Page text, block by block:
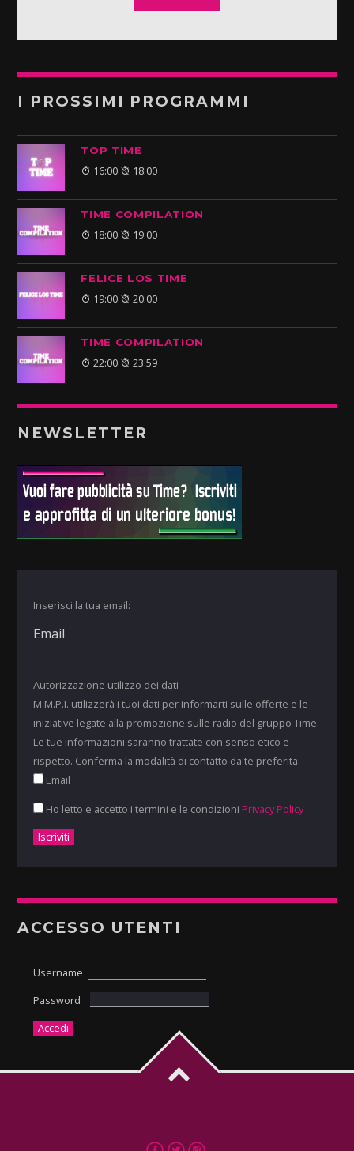
I PROSSIMI PROGRAMMI
TOP TIME
16:00 18:00
TIME COMPILATION
18:00 19:00
FELICE LOS TIME
19:00 20:00
TIME COMPILATION
22:00 23:59
NEWSLETTER
Inserisci la tua email:
Autorizzazione utilizzo dei dati
M.M.P.I. utilizzerà i tuoi dati per informarti sulle offerte e le
iniziative legate alla promozione sulle radio del gruppo Time.
Le tue informazioni saranno trattate con senso etico e
rispetto. Conferma la modalità di contatto da te preferita:
Email
Ho letto e accetto i termini e le condizioni Privacy Policy
ACCESSO UTENTI
Username
Password